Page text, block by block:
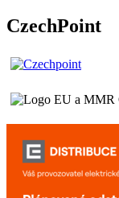
CzechPoint